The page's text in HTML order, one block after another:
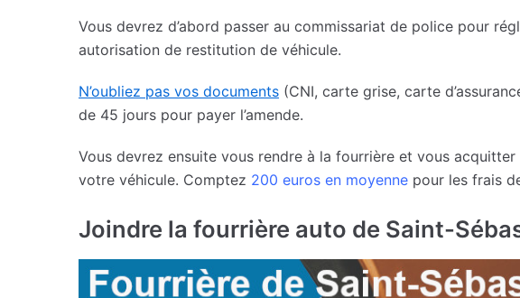
Vous devrez d’abord passer au commissariat de police pour
autorisation de restitution de véhicule.
N’oubliez pas vos documents (CNI, carte grise, carte
de 45 jours pour payer l’amende.
Vous devrez ensuite vous rendre à la fourrière et vous
votre véhicule. Comptez 200 euros en moyenne pour les frais
Joindre la fourrière auto de Saint-